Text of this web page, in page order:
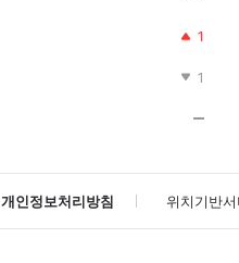
1
1
개인정보처리방침 위치기반